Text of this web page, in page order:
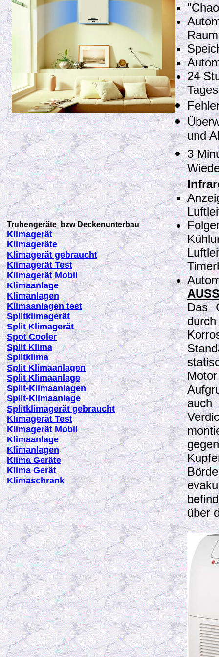
Truhengeräte bzw Deckenunterbau
Klimagerät
K limageräte
Klimagerät gebraucht
Klimagerät Test
Klimagerät Mobil
Klimaanlage
Klimanlagen
Klimaanlagen test
Splitklimagerät
Split Klimagerät
Spot Cooler
Split Klima
Splitklima
Split Klimaanlagen
Split Klimaanlage
Split-Klimaanlagen
Split-Klimaanlage
Splitklimagerät gebraucht
Klimagerät Test
Klimagerät Mobil
K limaanlage
Klimanlagen
Klima Geräte
Klima Gerät
Klimaschrank
24
und
3
Das
auch
über